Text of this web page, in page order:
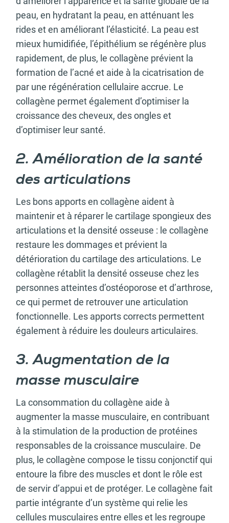
peau, en hydratant la peau, en atténuant les
rides et en améliorant l’élasticité. La peau est
mieux humidifiée, l’épithélium se régénère plus
rapidement, de plus, le collagène prévient la
formation de l’acné et aide à la cicatrisation de
par une régénération cellulaire accrue. Le
collagène permet également d’optimiser la
croissance des cheveux, des ongles et
d’optimiser leur santé.
2. Amélioration de la santé
des articulations
Les bons apports en collagène aident à
maintenir et à réparer le cartilage spongieux des
articulations et la densité osseuse : le collagène
restaure les dommages et prévient la
détérioration du cartilage des articulations. Le
collagène rétablit la densité osseuse chez les
personnes atteintes d’ostéoporose et d’arthrose,
ce qui permet de retrouver une articulation
fonctionnelle. Les apports corrects permettent
également à réduire les douleurs articulaires.
3. Augmentation de la
masse musculaire
La consommation du collagène aide à
augmenter la masse musculaire, en contribuant
à la stimulation de la production de protéines
responsables de la croissance musculaire. De
plus, le collagène compose le tissu conjonctif qui
entoure la fibre des muscles et dont le rôle est
de servir d’appui et de protéger. Le collagène fait
partie intégrante d’un système qui relie les
cellules musculaires entre elles et les regroupe